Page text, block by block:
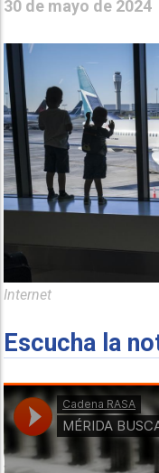
30 de mayo de 2024
Internet
Escucha la